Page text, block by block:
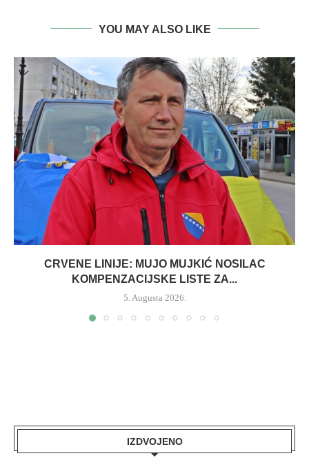
YOU MAY ALSO LIKE
CRVENE LINIJE: MUJO MUJKIĆ NOSILAC
KOMPENZACIJSKE LISTE ZA...
5. Augusta 2026.
IZDVOJENO